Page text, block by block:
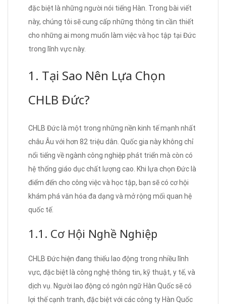
đặc biệt là những người nói tiếng Hàn. Trong bài viết
này, chúng tôi sẽ cung cấp những thông tin cần thiết
cho những ai mong muốn làm việc và học tập tại Đức
trong lĩnh vực này.
1. Tại Sao Nên Lựa Chọn
CHLB Đức?
CHLB Đức là một trong những nền kinh tế mạnh nhất
châu Âu với hơn 82 triệu dân. Quốc gia này không chỉ
nổi tiếng về ngành công nghiệp phát triển mà còn có
hệ thống giáo dục chất lượng cao. Khi lựa chọn Đức là
điểm đến cho công việc và học tập, bạn sẽ có cơ hội
khám phá văn hóa đa dạng và mở rộng mối quan hệ
quốc tế.
1.1. Cơ Hội Nghề Nghiệp
CHLB Đức hiện đang thiếu lao động trong nhiều lĩnh
vực, đặc biệt là công nghệ thông tin, kỹ thuật, y tế, và
dịch vụ. Người lao động có ngôn ngữ Hàn Quốc sẽ có
lợi thế cạnh tranh, đặc biệt với các công ty Hàn Quốc